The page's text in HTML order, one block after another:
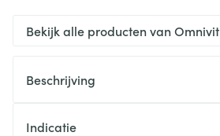
Bekijk alle producten van Omnivit
Beschrijving
Indicatie